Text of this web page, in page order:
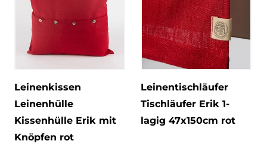
Leinenkissen
Leinenhülle
Kissenhülle Erik mit
Knöpfen rot
Leinentischläufer
Tischläufer Erik 1-
lagig 47x150cm rot